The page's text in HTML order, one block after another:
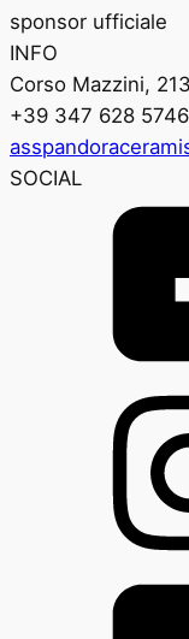
sponsor ufficiale
INFO
Corso Mazzini,
+39 347 628 5746
SOCIAL